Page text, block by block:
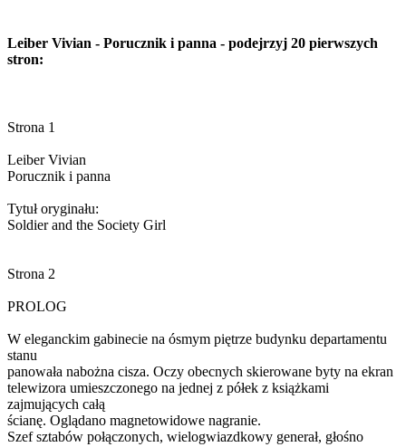
Leiber Vivian - Porucznik i panna - podejrzyj 20 pierwszych
stron: